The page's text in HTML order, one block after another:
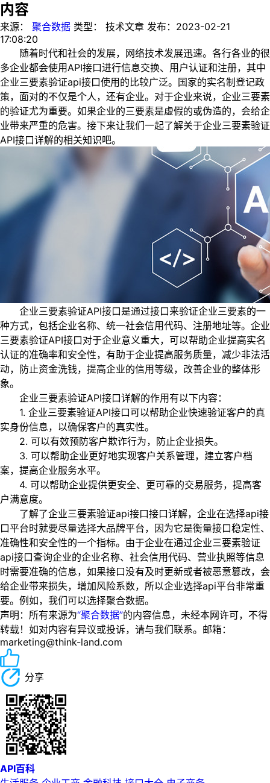
内容
来源： 聚合数据 类型： 技术文章 发布： 2023-02-21
17:08:20
随着时代和社会的发展，网络技术发展迅速。各行各业的很
多企业都会使用API接口进行信息交换、用户认证和注册，其中
企业三要素验证api接口使用的比较广泛。国家的实名制登记政
策，面对的不仅是个人，还有企业。对于企业来说，企业三要素
的验证尤为重要。如果企业的三要素是虚假的或伪造的，会给企
业带来严重的危害。接下来让我们一起了解关于企业三要素验证
API接口详解的相关知识吧。
企业三要素验证API接口是通过接口来验证企业三要素的一
种方式，包括企业名称、统一社会信用代码、注册地址等。企业
三要素验证API接口对于企业意义重大，可以帮助企业提高实名
认证的准确率和安全性，有助于企业提高服务质量，减少非法活
动，防止资金洗钱，提高企业的信用等级，改善企业的整体形
象。
企业三要素验证API接口详解的作用有以下内容：
1. 企业三要素验证API接口可以帮助企业快速验证客户的真
实身份信息，以确保客户的真实性。
2. 可以有效预防客户欺诈行为，防止企业损失。
3. 可以帮助企业更好地实现客户关系管理，建立客户档
案，提高企业服务水平。
4. 可以帮助企业提供更安全、更可靠的交易服务，提高客
户满意度。
了解了企业三要素验证api接口接口详解，企业在选择api接
口平台时就要尽量选择大品牌平台，因为它是衡量接口稳定性、
准确性和安全性的一个指标。由于企业在通过企业三要素验证
api接口查询企业的企业名称、社会信用代码、营业执照等信息
时需要准确的信息，如果接口没有及时更新或者被恶意篡改，会
给企业带来损失，增加风险系数，所以企业选择api平台非常重
要。例如，我们可以选择聚合数据。
声明：所有来源为“聚合数据”的内容信息，未经本网许可，不得
转载！如对内容有异议或投诉，请与我们联系。邮箱：
marketing@think-land.com
分享
API百科